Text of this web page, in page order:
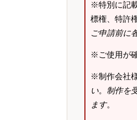
※特別に記
標権、特許
ご申請前に
※ご使用が
※制作会社
い。 制作を
ます。